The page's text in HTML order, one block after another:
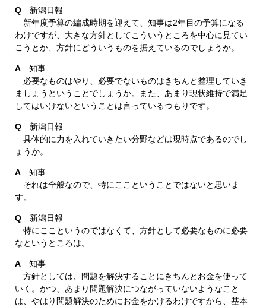
Q 新潟日報
新年度予算の編成時期を迎えて、知事は2年目の予算になる
わけですが、大きな方針としてこういうところを中心に見てい
こうとか、方針にどういうものを据えているのでしょうか。
A 知事
必要なものはやり、必要でないものはきちんと整理していき
ましょうということでしょうか。また、あまり現状維持で満足
してはいけないということは言っているつもりです。
Q 新潟日報
具体的に力を入れていきたい分野などは現時点であるのでし
ょうか。
A 知事
それは全般なので、特にここということではないと思いま
す。
Q 新潟日報
特にここというのではなくて、方針として必要なものに必要
なというところは。
A 知事
方針としては、問題を解決することにきちんとお金を使って
いく。かつ、あまり問題解決につながっていないようなこと
は、やはり問題解決のためにお金をかけるわけですから、基本